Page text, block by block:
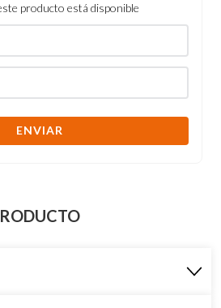
producto está disponible
ENVIAR